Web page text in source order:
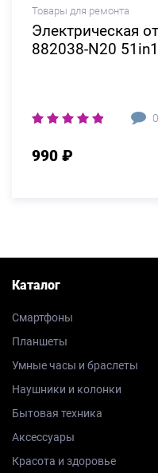
Товары для ремонта
Электрическая
882038-N20
0
990 ₽
Каталог
Смартфоны
Планшеты
Умные часы и браслеты
Наушники и колонки
Бытовая техника
Аксессуары
Красота и здоровье